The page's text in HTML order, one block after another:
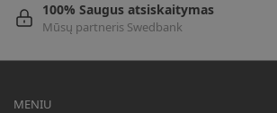
100% Saugus atsiskaitymas
Mūsų partneris Swedbank
MENIU